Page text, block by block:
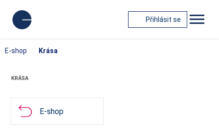
Přihlásit se
E-shop Krása
KRÁSA
E-shop